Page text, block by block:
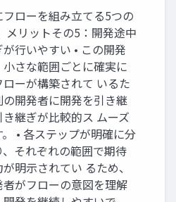
フローを組み立てる5つの
メリットその5：開発途中
行いやすい • この開発
さな範囲ごとに確実に
ーが構築されて いるた
開発者に開発を引き継
き継ぎが比較的ス ムーズ
• 各ステップが明確に分
それぞれの範囲で期待
明示されてい るため、
がフローの意図を理解